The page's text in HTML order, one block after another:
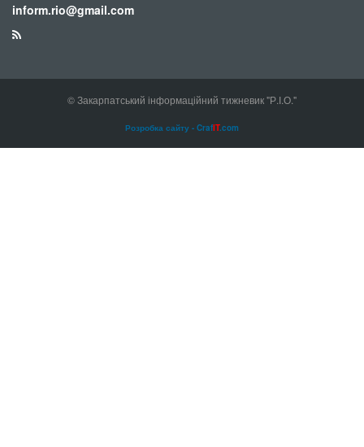
inform.rio@gmail.com
© Закарпатський інформаційний тижневик "Р.І.О."
Розробка сайту - CrafIT.com